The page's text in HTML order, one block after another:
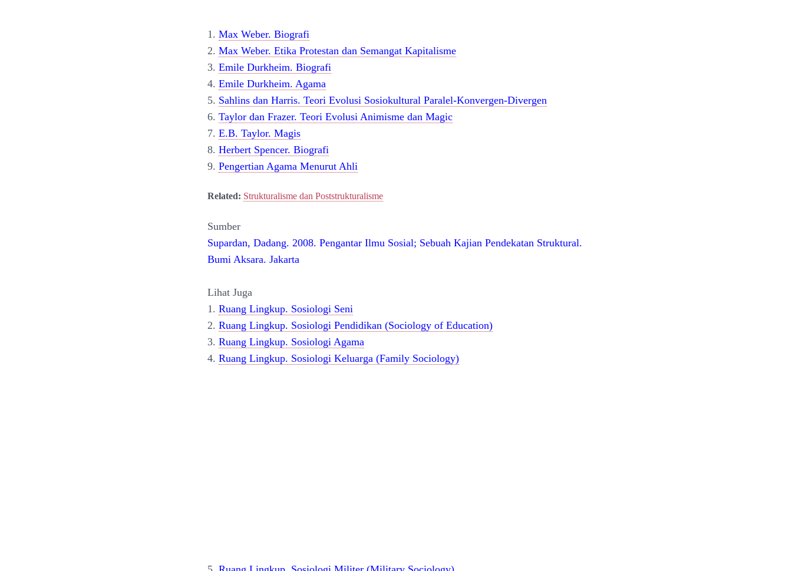
1. Max Weber. Biografi
2. Max Weber. Etika Protestan dan Semangat Kapitalisme
3. Emile Durkheim. Biografi
4. Emile Durkheim. Agama
5. Sahlins dan Harris. Teori Evolusi Sosiokultural Paralel-Konvergen-Divergen
6. Taylor dan Frazer. Teori Evolusi Animisme dan Magic
7. E.B. Taylor. Magis
8. Herbert Spencer. Biografi
9. Pengertian Agama Menurut Ahli
Related: Strukturalisme dan Poststrukturalisme
Sumber
Supardan, Dadang. 2008. Pengantar Ilmu Sosial; Sebuah Kajian Pendekatan Struktural.
Bumi Aksara. Jakarta
Lihat Juga
1. Ruang Lingkup. Sosiologi Seni
2. Ruang Lingkup. Sosiologi Pendidikan (Sociology of Education)
3. Ruang Lingkup. Sosiologi Agama
4. Ruang Lingkup. Sosiologi Keluarga (Family Sociology)